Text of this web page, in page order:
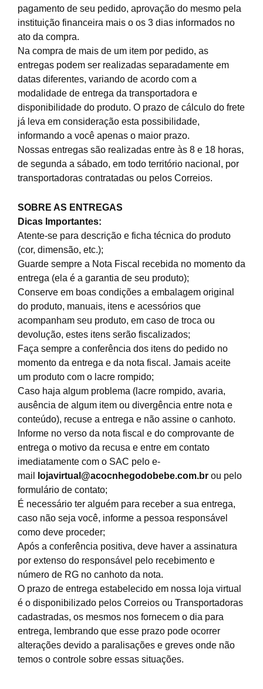
pagamento de seu pedido, aprovação do mesmo pela
instituição financeira mais o os 3 dias informados no
ato da compra.
Na compra de mais de um item por pedido, as
entregas podem ser realizadas separadamente em
datas diferentes, variando de acordo com a
modalidade de entrega da transportadora e
disponibilidade do produto. O prazo de cálculo do frete
já leva em consideração esta possibilidade,
informando a você apenas o maior prazo.
Nossas entregas são realizadas entre às 8 e 18 horas,
de segunda a sábado, em todo território nacional, por
transportadoras contratadas ou pelos Correios.
SOBRE AS ENTREGAS
Dicas Importantes:
Atente-se para descrição e ficha técnica do produto
(cor, dimensão, etc.);
Guarde sempre a Nota Fiscal recebida no momento da
entrega (ela é a garantia de seu produto);
Conserve em boas condições a embalagem original
do produto, manuais, itens e acessórios que
acompanham seu produto, em caso de troca ou
devolução, estes itens serão fiscalizados;
Faça sempre a conferência dos itens do pedido no
momento da entrega e da nota fiscal. Jamais aceite
um produto com o lacre rompido;
Caso haja algum problema (lacre rompido, avaria,
ausência de algum item ou divergência entre nota e
conteúdo), recuse a entrega e não assine o canhoto.
Informe no verso da nota fiscal e do comprovante de
entrega o motivo da recusa e entre em contato
imediatamente com o SAC pelo e-
mail
lojavirtual@acocnhegodobebe.com.br ou pelo
formulário de contato;
É necessário ter alguém para receber a sua entrega,
caso não seja você, informe a pessoa responsável
como deve proceder;
Após a conferência positiva, deve haver a assinatura
por extenso do responsável pelo recebimento e
número de RG no canhoto da nota.
O prazo de entrega estabelecido em nossa loja virtual
é o disponibilizado pelos Correios ou Transportadoras
cadastradas, os mesmos nos fornecem o dia para
entrega, lembrando que esse prazo pode ocorrer
alterações devido a paralisações e greves onde não
temos o controle sobre essas situações.